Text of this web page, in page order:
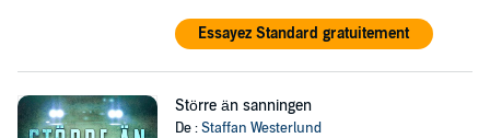
Essayez Standard gratuitement
Större än sanningen
De :Staffan Westerlund